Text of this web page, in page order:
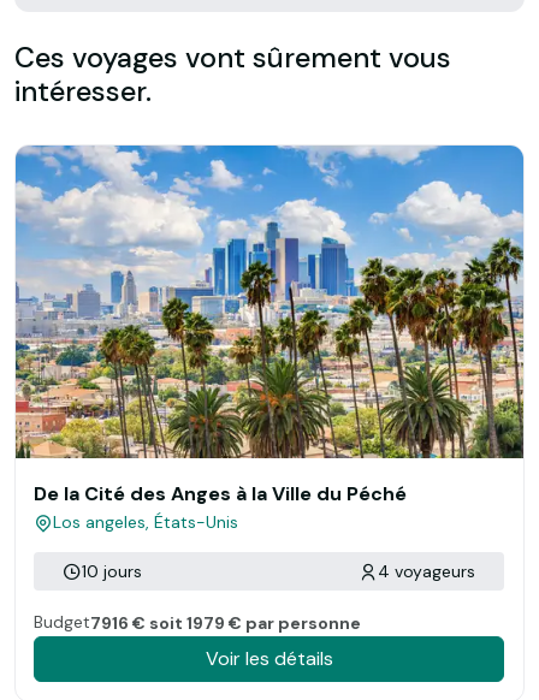
Ces voyages vont sûrement vous
intéresser.
De la Cité des Anges à la Ville du Péché
Los angeles, États-Unis
10 jours 4 voyageurs
Budget7916 € soit 1979 € par personne
Voir les détails